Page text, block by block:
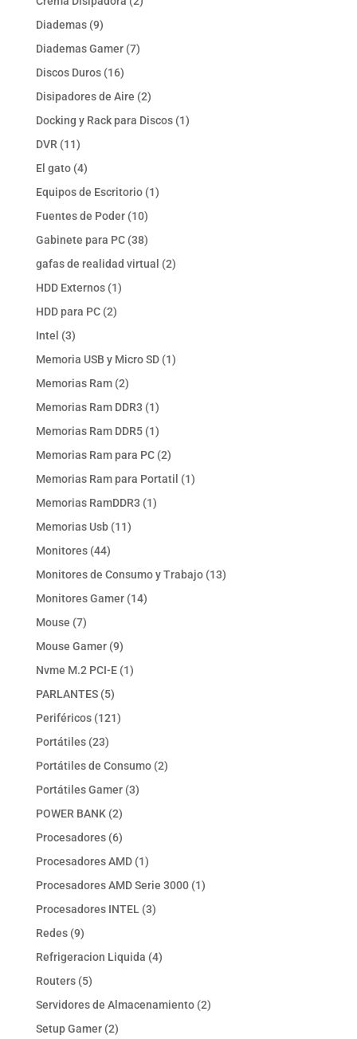
Diademas 99
productos
Diademas Gamer 77
Discos Duros 1616
productos
Disipadores de Aire 22
productos
Docking y Rack para Discos 11
DVR 1111
productos
El gato 44
productos
Equipos de Escritorio 11
Fuentes de Poder 1010
productos
Gabinete para PC 3838
productos
gafas de realidad virtual 22
HDD Externos 11
HDD para PC 22
Intel 33
productos
Memoria USB y Micro SD 11
Memorias Ram 22
productos
Memorias Ram DDR3 11
producto
Memorias Ram DDR5 11
producto
Memorias Ram para PC 22
productos
Memorias Ram para Portatil 11
Memorias RamDDR3 11
Memorias Usb 1111
Monitores 4444
productos
Monitores de Consumo y Trabajo 1313
Monitores Gamer 1414
Mouse 77
productos
Mouse Gamer 99
productos
Nvme M.2 PCI-E 11
PARLANTES 55
productos
Periféricos 121121
Portátiles 2323
productos
Portátiles de Consumo 22
Portátiles Gamer 33
POWER BANK 22
productos
Procesadores 66
productos
Procesadores AMD 11
producto
Procesadores AMD Serie 3000 11
Procesadores INTEL 33
Redes 99
productos
Refrigeracion Liquida 44
Routers 55
productos
Servidores de Almacenamiento 22
Setup Gamer 22